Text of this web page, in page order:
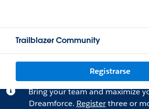
Trailblazer Community
Registrarse
Bring your team and maximize
Dreamforce. Registerthree or